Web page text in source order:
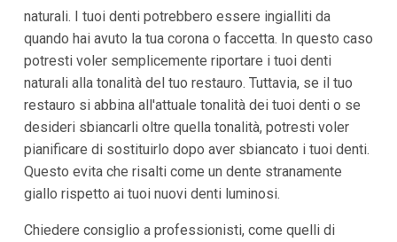
naturali. I tuoi denti potrebbero essere ingialliti da
quando hai avuto la tua corona o faccetta. In questo caso
potresti voler semplicemente riportare i tuoi denti
naturali alla tonalità del tuo restauro. Tuttavia, se il tuo
restauro si abbina all'attuale tonalità dei tuoi denti o se
desideri sbiancarli oltre quella tonalità, potresti voler
pianificare di sostituirlo dopo aver sbiancato i tuoi denti.
Questo evita che risalti come un dente stranamente
giallo rispetto ai tuoi nuovi denti luminosi.
Chiedere consiglio a professionisti, come quelli di